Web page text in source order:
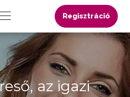
Regisztráció
az igazi